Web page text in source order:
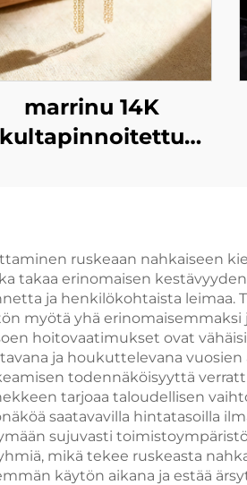
marrinu 14K
kultapinnoitettu
ruskeaan nahkaiseen
takaa erinomaisen
ja henkilökohtaista leimaa.
myötä yhä erinomaisemmaksi
hoitovaatimukset ovat
ja houkuttelevana
todennäköisyyttä
tarjoaa taloudellisen
saatavavilla hintatasoilla
sujuvasti
mikä tekee ruskeasta
käytön aikana ja estää